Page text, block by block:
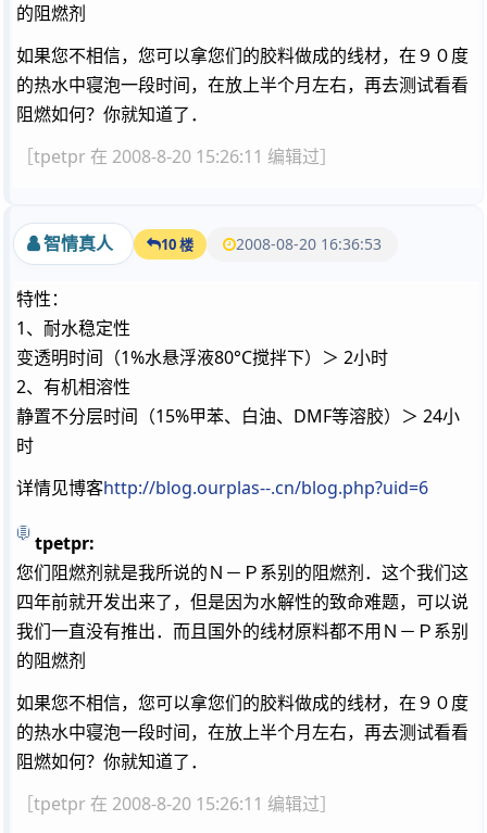
的阻燃剂
如果您不相信，您可以拿您们的胶料做成的线材，在９０度
的热水中寝泡一段时间，在放上半个月左右，再去测试看看
阻燃如何？你就知道了．
［tpetpr 在 2008-8-20 15:26:11 编辑过］
智情真人 10 楼 2008-08-20 16:36:53
特性：
1、耐水稳定性
变透明时间（1%水悬浮液80°C搅拌下）＞ 2小时
2、有机相溶性
静置不分层时间（15%甲苯、白油、DMF等溶胶）＞ 24小
时
详情见博客http://blog.ourplas--.cn/blog.php?uid=6
tpetpr:
您们阻燃剂就是我所说的Ｎ－Ｐ系别的阻燃剂．这个我们这
四年前就开发出来了，但是因为水解性的致命难题，可以说
我们一直没有推出．而且国外的线材原料都不用Ｎ－Ｐ系别
的阻燃剂
如果您不相信，您可以拿您们的胶料做成的线材，在９０度
的热水中寝泡一段时间，在放上半个月左右，再去测试看看
阻燃如何？你就知道了．
［tpetpr 在 2008-8-20 15:26:11 编辑过］